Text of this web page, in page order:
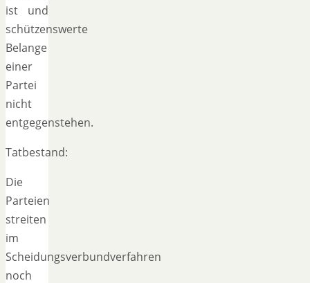
ist und
schützenswerte
Belange
einer
Partei
nicht
entgegenstehen.
Tatbestand:
Die
Parteien
streiten
im
Scheidungsverbundverfahren
noch